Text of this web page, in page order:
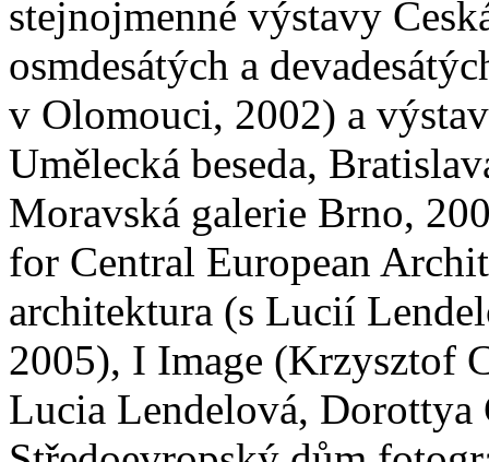
stejnojmenné výstavy
osmdesátých a
v Olomouci, 2002) a
Umělecká beseda,
Moravská galerie Brno,
for Central European
architektura (s Lucií
2005), I Image (Krzysztof
Lucia Lendelová, Dorottya